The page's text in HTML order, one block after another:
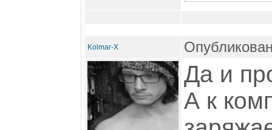
Kolmar-X
Да и
А к